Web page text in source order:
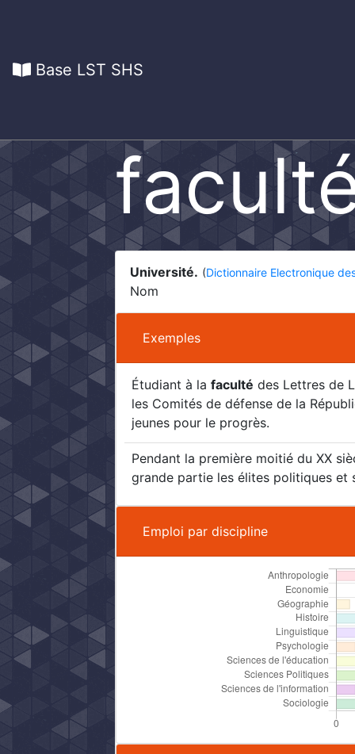
Base LST SHS
Université. (Dictionnaire Electronique
Nom
Exemples
Étudiant à lafaculté des Lettres de
les Comités de défense de la
jeunes pour le progrès.
Pendant la première moitié du XX
grande partie les élites politiques et
Emploi par discipline